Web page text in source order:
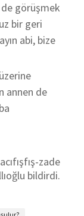
görüşmek
bir geri
abi, bize
annen de
zade
bildirdi.